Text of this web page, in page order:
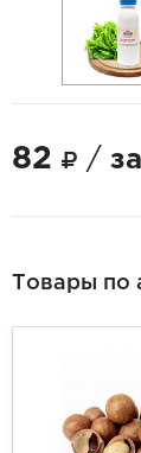
82 / за
Товары по